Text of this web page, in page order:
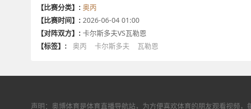
【比赛分类】: 奥丙
【比赛时间】: 2026-06-04 01:00
【对阵双方】: 卡尔斯多夫VS瓦勒恩
【标签】:
奥丙 卡尔斯多夫 瓦勒恩
声明：奥博体育是体育直播导航站，为方便喜欢体育的朋友观看视频